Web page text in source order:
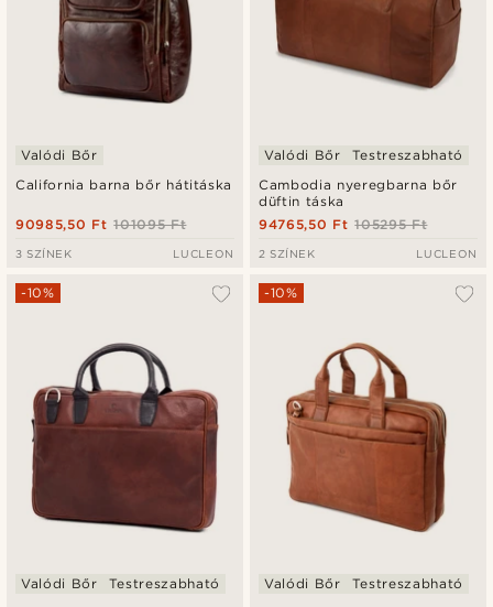
California barna bőr hátitáska
Valódi Bőr
101095 Ft
90985,50 Ft
3 SZÍNEK LUCLEON
Cambodia nyeregbarna bőr
düftin táska
Valódi Bőr Testreszabható
105295 Ft
94765,50 Ft
2 SZÍNEK LUCLEON
-10%
Valódi Bőr Testreszabható
-10%
Valódi Bőr Testreszabható